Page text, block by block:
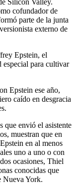
cofundador de
parte de la junta
externo de
Epstein, el
para cultivar
Epstein ese año,
caído en desgracia
que envió el asistente
muestran que en
en al menos
uno a uno o con
ocasiones, Thiel
conocidas que
Nueva York.